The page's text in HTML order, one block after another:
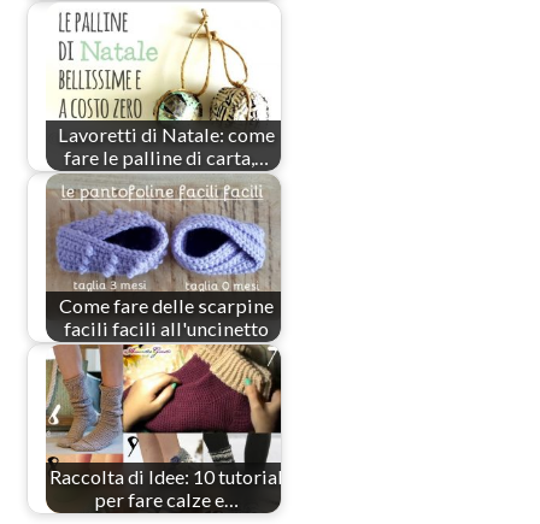
Lavoretti di Natale: come
fare le palline di carta,…
Come fare delle scarpine
facili facili all'uncinetto
Raccolta di Idee: 10 tutorial
per fare calze e…